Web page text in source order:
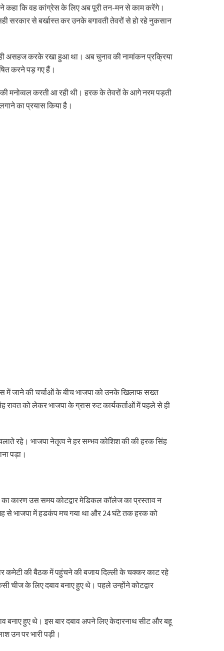
ने कहा कि वह कांग्रेस के लिए अब पूरी तन-मन से काम करेंगे।
सरकार से बर्खास्त कर उनके बगावती तेवरों से हो रहे नुकसान
असहज करके रखा हुआ था। अब चुनाव की नामांकन प्रक्रिया
करने पड़ गए हैं।
मनोव्वल करती आ रही थी। हरक के तेवरों के आगे नरम पड़ती
का प्रयास किया है।
में जाने की चर्चाओं के बीच भाजपा को उनके खिलाफ सख्त
रावत को लेकर भाजपा के ग्रास रुट कार्यकर्ताओं में पहले से ही
रहे। भाजपा नेतृत्व ने हर सम्भव कोशिश की की हरक सिंह
पड़ा।
का कारण उस समय कोटद्वार मेडिकल कॉलेज का प्रस्ताव न
से भाजपा में हडकंप मच गया था और 24 घंटे तक हरक को
कमेटी की बैठक में पहुंचने की बजाय दिल्ली के चक्कर काट रहे
चीज के लिए दबाव बनाए हुए थे। पहले उन्होंने कोटद्वार
बनाए हुए थे। इस बार दबाव अपने लिए केदारनाथ सीट और बहू
उन पर भारी पड़ी।